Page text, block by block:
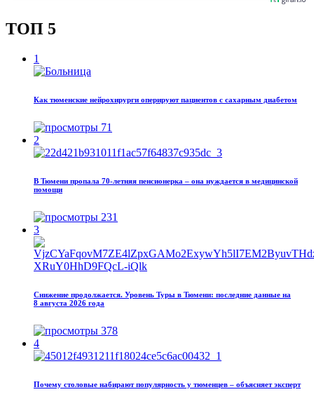
ТОП 5
1
Как тюменские нейрохирурги оперируют пациентов с сахарным диабетом
71
2
В Тюмени пропала 70‑летняя пенсионерка – она нуждается в медицинской
помощи
231
3
Снижение продолжается. Уровень Туры в Тюмени: последние данные на
8 августа 2026 года
378
4
Почему столовые набирают популярность у тюменцев – объясняет эксперт